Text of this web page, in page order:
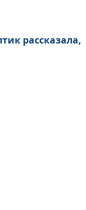
рассказала,